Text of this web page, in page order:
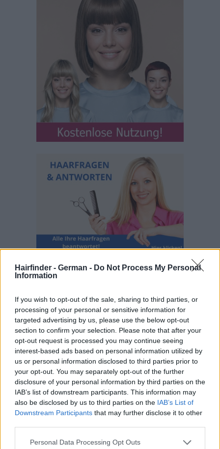
Hairfinder - German - Do Not Process My Personal
Information
If you wish to opt-out of the sale, sharing to third parties, or
processing of your personal or sensitive information for
targeted advertising by us, please use the below opt-out
section to confirm your selection. Please note that after your
opt-out request is processed you may continue seeing
interest-based ads based on personal information utilized by
us or personal information disclosed to third parties prior to
your opt-out. You may separately opt-out of the further
disclosure of your personal information by third parties on the
IAB’s list of downstream participants. This information may
also be disclosed by us to third parties on the IAB’s List of
Downstream Participants that may further disclose it to other
Personal Data Processing Opt Outs